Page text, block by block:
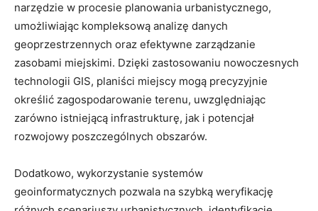
narzędzie w procesie planowania urbanistycznego,
umożliwiając kompleksową analizę danych
geoprzestrzennych oraz efektywne zarządzanie
zasobami miejskimi. Dzięki zastosowaniu nowoczesnych
technologii GIS, planiści miejscy mogą precyzyjnie
określić zagospodarowanie terenu, uwzględniając
zarówno ​istniejącą infrastrukturę, ⁤jak i potencjał
rozwojowy poszczególnych obszarów.
Dodatkowo, wykorzystanie systemów
geoinformatycznych pozwala na‍ szybką weryfikację